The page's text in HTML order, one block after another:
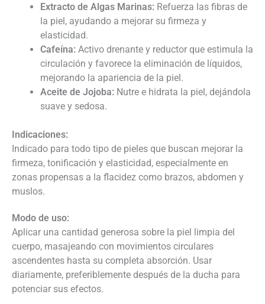
Extracto de Algas Marinas: Refuerza las fibras de
la piel, ayudando a mejorar su firmeza y
elasticidad.
Cafeína: Activo drenante y reductor que estimula la
circulación y favorece la eliminación de líquidos,
mejorando la apariencia de la piel.
Aceite de Jojoba: Nutre e hidrata la piel, dejándola
suave y sedosa.
Indicaciones:
Indicado para todo tipo de pieles que buscan mejorar la
firmeza, tonificación y elasticidad, especialmente en
zonas propensas a la flacidez como brazos, abdomen y
muslos.
Modo de uso:
Aplicar una cantidad generosa sobre la piel limpia del
cuerpo, masajeando con movimientos circulares
ascendentes hasta su completa absorción. Usar
diariamente, preferiblemente después de la ducha para
potenciar sus efectos.